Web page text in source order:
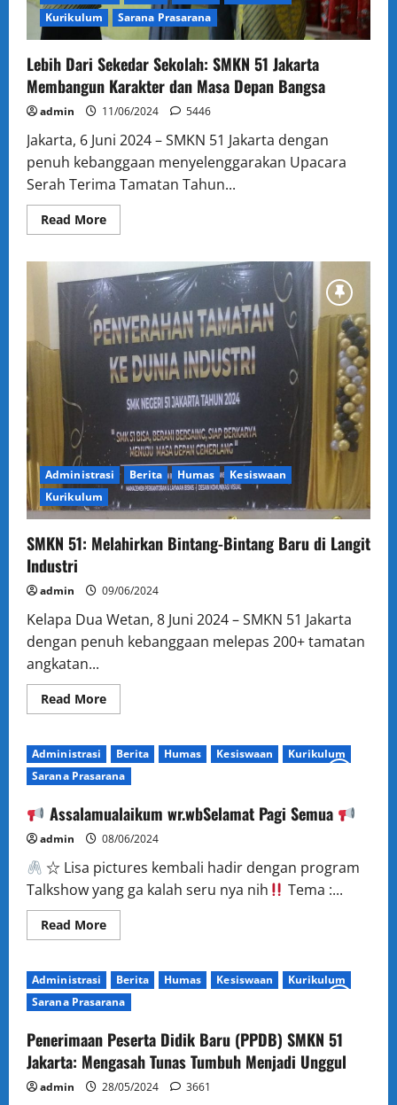
Kurikulum
Sarana Prasarana
Lebih Dari Sekedar Sekolah: SMKN 51 Jakarta
Membangun Karakter dan Masa Depan Bangsa
admin 11/06/2024 5446
Jakarta, 6 Juni 2024 – SMKN 51 Jakarta dengan
penuh kebanggaan menyelenggarakan Upacara
Serah Terima Tamatan Tahun...
Read MoreRead
more
Sekedar
Sekolah:
SMKN
51
Jakarta
Membangun
Karakter
dan
Masa
Bangsa
Administrasi Berita Humas
Kesiswaan
Kurikulum
SMKN 51: Melahirkan Bintang-Bintang Baru di Langit
Industri
admin 09/06/2024
Kelapa Dua Wetan, 8 Juni 2024 – SMKN 51 Jakarta
dengan penuh kebanggaan melepas 200+ tamatan
angkatan...
Read MoreRead
more
51:
Melahirkan
Bintang-
Bintang
di
Langit
Industri
Administrasi Berita Humas Kesiswaan
Kurikulum
Sarana Prasarana
Assalamualaikum wr.wbSelamat Pagi Semua
admin 08/06/2024
☆ Lisa pictures kembali hadir dengan program
Talkshow yang ga kalah seru nya nih
Tema :...
Read MoreRead
more
Assalamualaikum
wr.wbSelamat
Pagi
Semua
Administrasi Berita Humas Kesiswaan
Kurikulum
Sarana Prasarana
Penerimaan Peserta Didik Baru (PPDB) SMKN 51
Jakarta: Mengasah Tunas Tumbuh Menjadi Unggul
admin 28/05/2024 3661